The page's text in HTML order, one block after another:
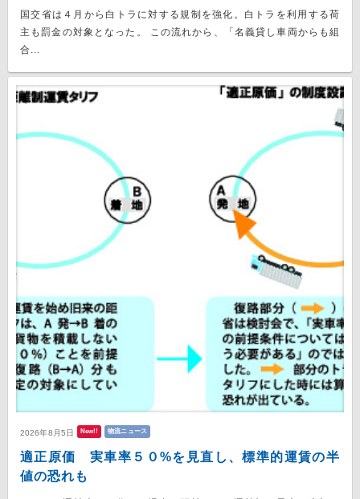
国交省は４月から白トラに対する規制を強化。白トラを利用する荷
主も罰金の対象となった。 この流れから、「名義貸し車両からも組
合...
2026年8月5日 New!! 物流ニュース
適正原価 実車率５０%を見直し、標準的運賃の半
値の恐れも